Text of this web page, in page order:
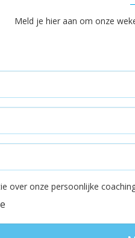
Meld je hier aan om onze
over onze persoonlijke